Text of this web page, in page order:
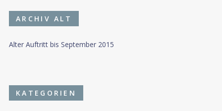
ARCHIV ALT
Alter Auftritt bis September 2015
KATEGORIEN